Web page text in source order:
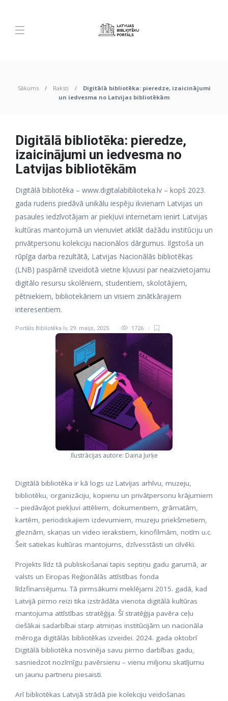
Sākums Raksti
Digitālā bibliotēka: pieredze, izaicinājumi
un iedvesma no Latvijas bibliotēkām
Digitālā bibliotēka: pieredze,
izaicinājumi un iedvesma no
Latvijas bibliotēkām
Digitālā bibliotēka – www.digitalabiblioteka.lv – kopš 2023.
gada rudens piedāvā unikālu iespēju ikvienam Latvijas un
pasaules iedzīvotājam ar piekļuvi internetam ienirt Latvijas
kultūras mantojumā un vienuviet atklāt dažādu institūciju un
privātpersonu kolekciju nacionālos dārgumus. Ilgstoša un
rūpīga darba rezultātā, Latvijas Nacionālās bibliotēkas
(LNB) paspārnē izveidotā vietne kļuvusi par neaizvietojamu
digitālo resursu skolēniem, studentiem, skolotājiem,
pētniekiem, bibliotekāriem un visiem zinātkārajiem
interesentiem.
Portāls Bibliotēka.lv, 29. maijs, 2025 1726
Ilustrācijas autore: Daina Jurķe
Digitālā bibliotēka ir kā logs uz Latvijas arhīvu, muzeju,
bibliotēku, organizāciju, kopienu un privātpersonu krājumiem
– piedāvājot piekļuvi attēliem, dokumentiem, grāmatām,
kartēm, periodiskajiem izdevumiem, muzeju priekšmetiem,
gleznām, skaņas un video ierakstiem, kinofilmām, notīm u.c.
Šeit satiekas kultūras mantojums, dzīvesstāsti un cilvēki.
Projekts līdz tā publiskošanai tapis septiņu gadu garumā, ar
valsts un Eiropas Reģionālās attīstības fonda
līdzfinansējumu. Tā pirmsākumi meklējami 2015. gadā, kad
Latvijā pirmo reizi tika izstrādāta vienota digitālā kultūras
mantojuma attīstības stratēģija. Šī stratēģija pavēra ceļu
ciešākai sadarbībai starp atmiņas institūcijām un nacionāla
mēroga digitālās bibliotēkas izveidei. 2024. gada oktobrī
Digitālā bibliotēka nosvinēja savu pirmo darbības gadu,
sasniedzot nozīmīgu pavērsienu – vienu miljonu skatījumu
un jaunu partneru piesaisti.
Arī bibliotēkas Latvijā strādā pie kolekciju veidošanas